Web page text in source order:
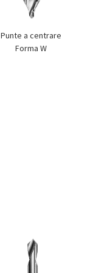
Punte a centrare
Forma W